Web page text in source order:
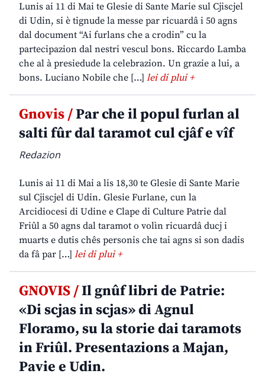
Lunis ai 11 di Mai te Glesie di Sante Marie sul Cjiscjel
di Udin, si è tignude la messe par ricuardâ i 50 agns
dal document “Ai furlans che a crodin” cu la
partecipazion dal nestri vescul bons. Riccardo Lamba
che al à presiedude la celebrazion. Un grazie a lui, a
bons. Luciano Nobile che […] lei di plui +
Gnovis /Par che il popul furlan al
salti fûr dal taramot cul cjâf e vîf
Redazion
Lunis ai 11 di Mai a lis 18,30 te Glesie di Sante Marie
sul Cjiscjel di Udin. Glesie Furlane, cun la
Arcidiocesi di Udine e Clape di Culture Patrie dal
Friûl a 50 agns dal taramot o volìn ricuardâ ducj i
muarts e dutis chês personis che tai agns si son dadis
da fâ par […] lei di plui +
GNOVIS /Il gnûf libri de Patrie:
«Di scjas in scjas» di Agnul
Floramo, su la storie dai taramots
in Friûl. Presentazions a Majan,
Pavie e Udin.